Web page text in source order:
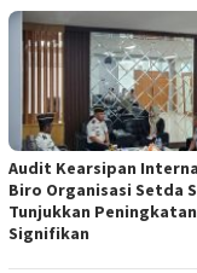
Audit Kearsipan
Biro Organisasi Setda
Tunjukkan Peningkatan
Signifikan